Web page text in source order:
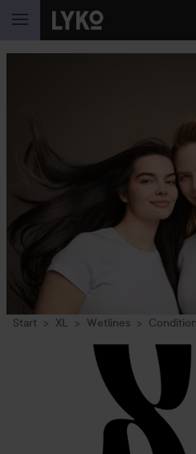
HOPPA TILL INNEHÅLLET
Start XL Wetlines